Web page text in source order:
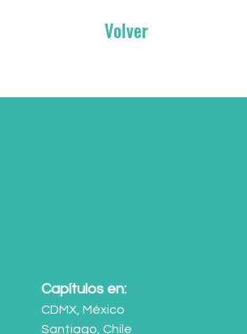
Volver
Capítulos en:
CDMX, México
Santiago, Chile